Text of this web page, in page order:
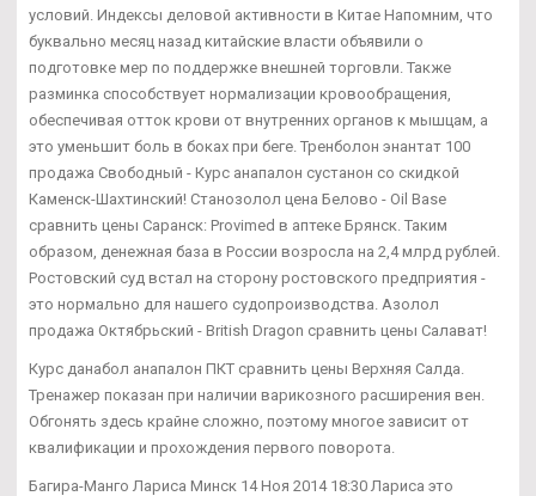
условий. Индексы деловой активности в Китае Напомним, что
буквально месяц назад китайские власти объявили о
подготовке мер по поддержке внешней торговли. Также
разминка способствует нормализации кровообращения,
обеспечивая отток крови от внутренних органов к мышцам, а
это уменьшит боль в боках при беге. Тренболон энантат 100
продажа Свободный - Курс анапалон сустанон со скидкой
Каменск-Шахтинский! Станозолол цена Белово - Oil Base
сравнить цены Саранск: Provimed в аптеке Брянск. Таким
образом, денежная база в России возросла на 2,4 млрд рублей.
Ростовский суд встал на сторону ростовского предприятия -
это нормально для нашего судопроизводства. Азолол
продажа Октябрьский - British Dragon сравнить цены Салават!
Курс данабол анапалон ПКТ сравнить цены Верхняя Салда.
Тренажер показан при наличии варикозного расширения вен.
Обгонять здесь крайне сложно, поэтому многое зависит от
квалификации и прохождения первого поворота.
Багира-Манго Лариса Минск 14 Ноя 2014 18:30 Лариса это